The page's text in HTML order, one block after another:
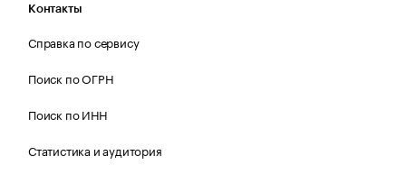
Контакты
Справка по сервису
Поиск по ОГРН
Поиск по ИНН
Статистика и аудитория